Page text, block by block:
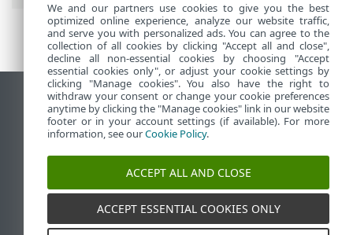
Жұмыс үстеліндегі сайтты қарау
End of Life
ESET білім қоры
ESET форумы
ESET Status Portal
Аймақтық қолдау
We and our partners use cookies to give you the best
optimized online experience, analyze our website traffic,
and serve you with personalized ads. You can agree to the
collection of all cookies by clicking "Accept all and close",
decline all non-essential cookies by choosing "Accept
essential cookies only", or adjust your cookie settings by
clicking "Manage cookies". You also have the right to
withdraw your consent or change your cookie preferences
anytime by clicking the "Manage cookies" link in our website
footer or in your account settings (if available). For more
information, see ourCookie Policy.
ACCEPT ALL AND CLOSE
ACCEPT ESSENTIAL COOKIES ONLY